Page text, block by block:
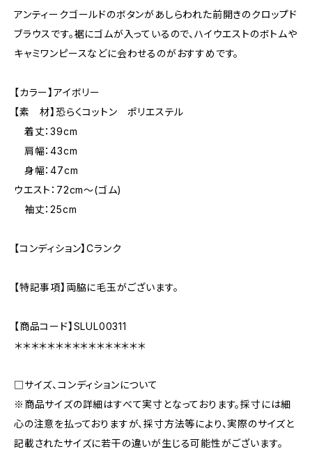
アンティークゴールドのボタンがあしらわれた前開きのクロップド
ブラウスです。裾にゴムが入っているので、ハイウエストのボトムや
キャミワンピースなどに会わせるのがおすすめです。
【カラー】アイボリー
【素 材】恐らくコットン ポリエステル
着丈：39cm
肩幅：43cm
身幅：47cm
ウエスト：72cm〜(ゴム)
袖丈：25cm
【コンディション】Cランク
【特記事項】両脇に毛玉がございます。
【商品コード】SLUL00311
＊＊＊＊＊＊＊＊＊＊＊＊＊＊＊＊
□サイズ、コンディションについて
※商品サイズの詳細はすべて実寸となっております。採寸には細
心の注意を払っておりますが、採寸方法等により、実際のサイズと
記載されたサイズに若干の違いが生じる可能性がございます。